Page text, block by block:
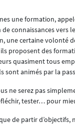
une formation,
connaissances vers
une certaine volonté
proposent des
quasiment tous
animés par la
ne serez pas
tester… pour
de partir d’objectifs,